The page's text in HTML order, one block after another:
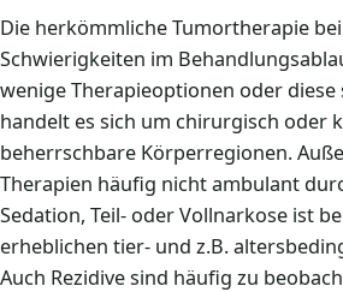
Die herkömmliche Tumortherapie
Schwierigkeiten im
wenige Therapieoptionen oder
handelt es sich um chirurgisch oder
beherrschbare Körperregionen.
Therapien häufig nicht ambulant
Sedation, Teil- oder Vollnarkose ist
erheblichen tier- und z.B.
Auch Rezidive sind häufig zu